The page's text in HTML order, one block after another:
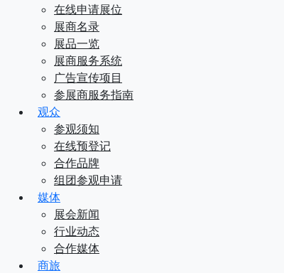
在线申请展位
展商名录
展品一览
展商服务系统
广告宣传项目
参展商服务指南
观众
参观须知
在线预登记
合作品牌
组团参观申请
媒体
展会新闻
行业动态
合作媒体
商旅